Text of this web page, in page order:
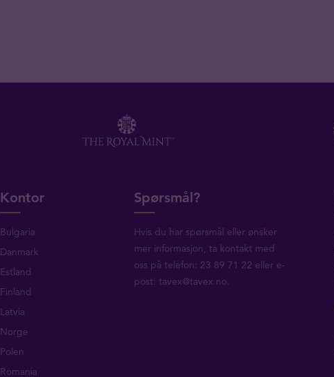
Kontor
Bulgaria
Danmark
Estland
Finland
Latvia
Norge
Polen
Romania
Spørsmål?
Hvis du har spørsmål eller ønsker
mer informasjon, ta kontakt med
oss på telefon: 23 89 71 22 eller e-
post: tavex@tavex.no.